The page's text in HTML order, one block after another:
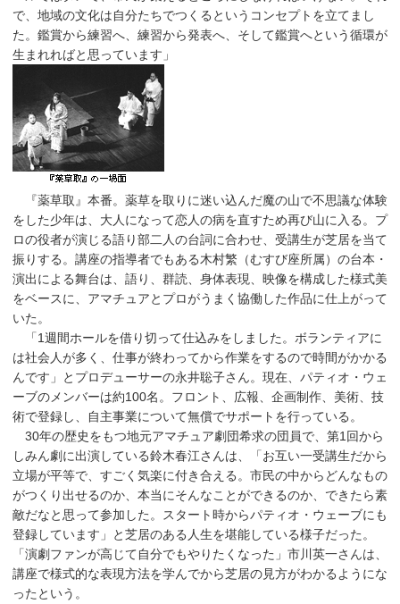
で、地域の文化は自分たちでつくるというコンセプトを立てまし
た。鑑賞から練習へ、練習から発表へ、そして鑑賞へという循環が
生まれればと思っています」
『薬草取』本番。薬草を取りに迷い込んだ魔の山で不思議な体験
をした少年は、大人になって恋人の病を直すため再び山に入る。プ
ロの役者が演じる語り部二人の台詞に合わせ、受講生が芝居を当て
振りする。講座の指導者でもある木村繁（むすび座所属）の台本・
演出による舞台は、語り、群読、身体表現、映像を構成した様式美
をベースに、アマチュアとプロがうまく協働した作品に仕上がって
いた。
「1週間ホールを借り切って仕込みをしました。ボランティアに
は社会人が多く、仕事が終わってから作業をするので時間がかかる
んです」とプロデューサーの永井聡子さん。現在、パティオ・ウェ
ーブのメンバーは約100名。フロント、広報、企画制作、美術、技
術で登録し、自主事業について無償でサポートを行っている。
30年の歴史をもつ地元アマチュア劇団希求の団員で、第1回から
しみん劇に出演している鈴木春江さんは、「お互い一受講生だから
立場が平等で、すごく気楽に付き合える。市民の中からどんなもの
がつくり出せるのか、本当にそんなことができるのか、できたら素
敵だなと思って参加した。スタート時からパティオ・ウェーブにも
登録しています」と芝居のある人生を堪能している様子だった。
「演劇ファンが高じて自分でもやりたくなった」市川英一さんは、
講座で様式的な表現方法を学んでから芝居の見方がわかるようにな
ったという。